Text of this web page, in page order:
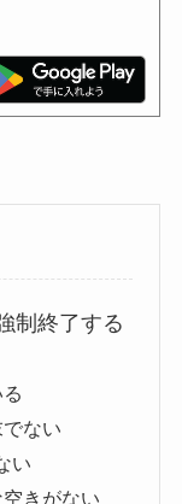
制終了する
ない
い
きがない